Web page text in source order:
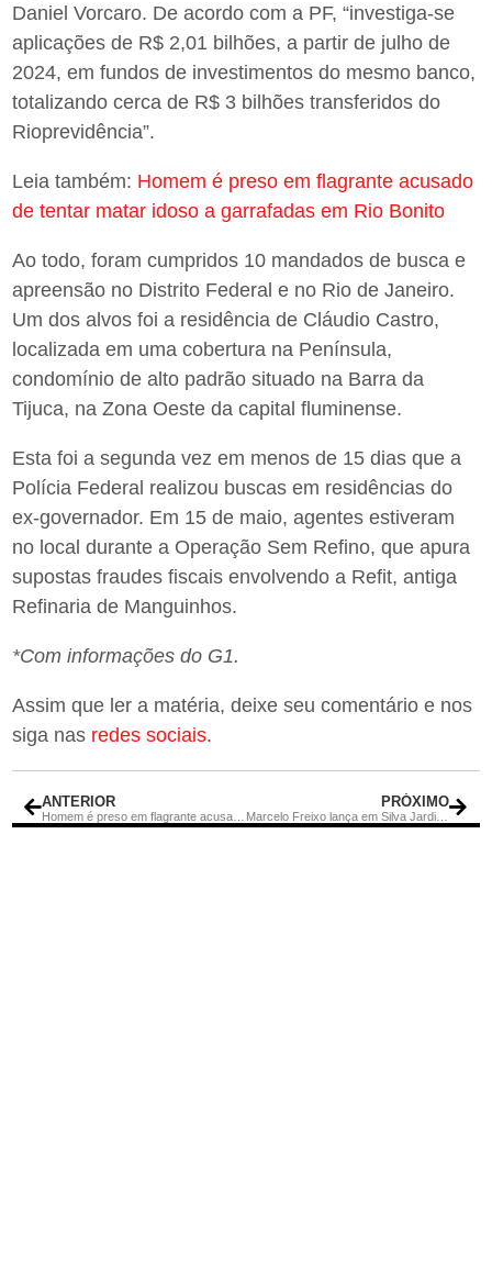
Daniel Vorcaro. De acordo com a PF, “investiga-se
aplicações de R$ 2,01 bilhões, a partir de julho de
2024, em fundos de investimentos do mesmo banco,
totalizando cerca de R$ 3 bilhões transferidos do
Rioprevidência”.
Leia também: Homem é preso em flagrante acusado
de tentar matar idoso a garrafadas em Rio Bonito
Ao todo, foram cumpridos 10 mandados de busca e
apreensão no Distrito Federal e no Rio de Janeiro.
Um dos alvos foi a residência de Cláudio Castro,
localizada em uma cobertura na Península,
condomínio de alto padrão situado na Barra da
Tijuca, na Zona Oeste da capital fluminense.
Esta foi a segunda vez em menos de 15 dias que a
Polícia Federal realizou buscas em residências do
ex-governador. Em 15 de maio, agentes estiveram
no local durante a Operação Sem Refino, que apura
supostas fraudes fiscais envolvendo a Refit, antiga
Refinaria de Manguinhos.
*Com informações do G1.
Assim que ler a matéria, deixe seu comentário e nos
siga nas redes sociais.
ANTERIOR
Homem é preso em flagrante acusado de tentar matar idoso a garrafadas em Rio Bonito
PRÓXIMO
Marcelo Freixo lança em Silva Jardim livro sobre os bastidores da luta contra o crime organizado no RJ